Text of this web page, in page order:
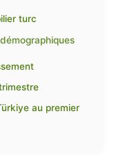
turc
au premier